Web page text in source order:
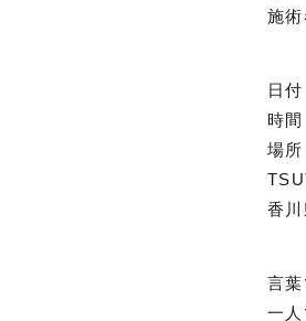
施
日
時
場
香
言
一